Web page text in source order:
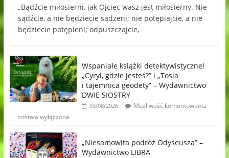
„Bądźcie miłosierni, jak Ojciec wasz jest miłosierny. Nie
sądźcie, a nie będziecie sądzeni; nie potępiajcie, a nie
będziecie potępieni; odpuszczajcie,
Wspaniałe książki detektywistyczne!
„Cyryl, gdzie jesteś?” i „Tosia
i tajemnica geodety” – Wydawnictwo
DWIE SIOSTRY
03/08/2026
Możliwość komentowania
została wyłączona
„Niesamowita podróż Odyseusza” –
Wydawnictwo LIBRA